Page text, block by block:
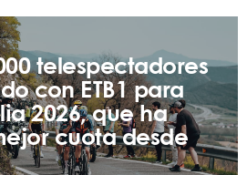
telespectadores
con ETB1 para
2026, que ha
cuota desde